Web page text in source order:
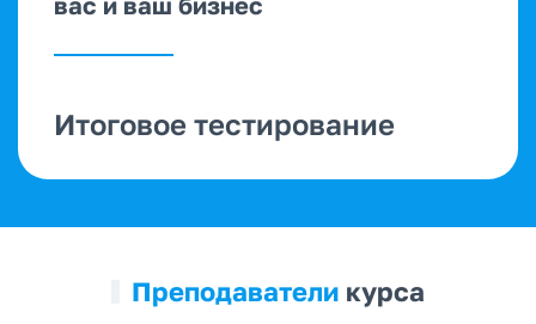
Итоговое тестирование
Преподавателикурса